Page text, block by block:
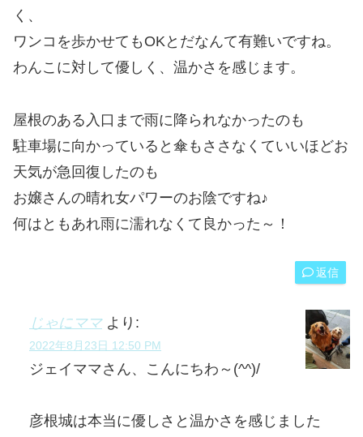
く、
ワンコを歩かせてもOKとだなんて有難いですね。
わんこに対して優しく、温かさを感じます。
屋根のある入口まで雨に降られなかったのも
駐車場に向かっていると傘もささなくていいほどお
天気が急回復したのも
お嬢さんの晴れ女パワーのお陰ですね♪
何はともあれ雨に濡れなくて良かった～！
返信
じゃにママ より:
2022年8月23日 12:50 PM
ジェイママさん、こんにちわ～(^^)/
彦根城は本当に優しさと温かさを感じました